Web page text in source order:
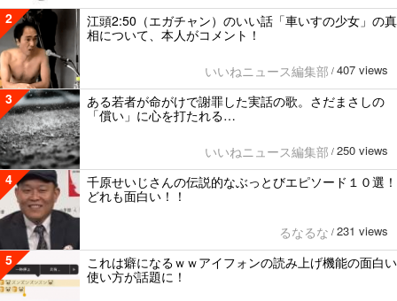
2
江頭2:50（エガチャン）のいい話「車いすの少女」の真
相について、本人がコメント！
いいねニュース編集部 / 407 views
3
ある若者が命がけで謝罪した実話の歌。さだまさしの
「償い」に心を打たれる…
いいねニュース編集部 / 250 views
4
千原せいじさんの伝説的なぶっとびエピソード１０選！
どれも面白い！！
るなるな / 231 views
5
これは癖になるｗｗアイフォンの読み上げ機能の面白い
使い方が話題に！